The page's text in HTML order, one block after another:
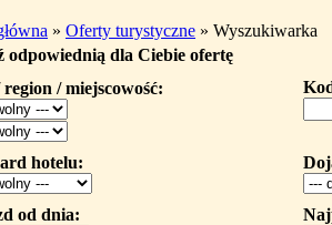
» Oferty turystyczne » Wyszukiwarka
odpowiednią dla Ciebie ofertę
/ miejscowość:
hotelu:
od dnia: